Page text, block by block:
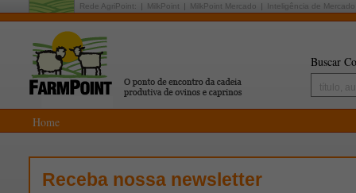
Rede AgriPoint: MilkPoint MilkPoint Mercado Inteligência de Mercado
Buscar
Home
Receba nossa newsletter